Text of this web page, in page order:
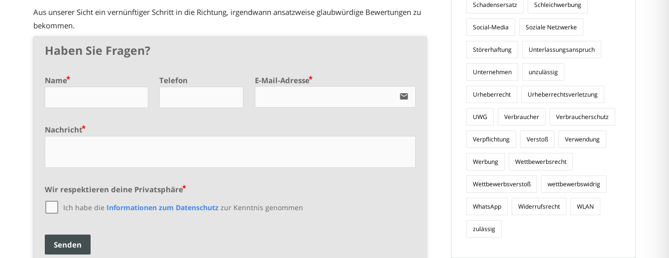
Aus unserer Sicht ein vernünftiger Schritt in die Richtung, irgendwann ansatzweise glaubwürdige Bewertungen zu
bekommen.
Haben Sie Fragen?
Name Telefon E-Mail-Adresse
email
Nachricht
Wir respektieren deine Privatsphäre
Ich habe die Informationen zum Datenschutzzur Kenntnis genommen
Senden
Schadensersatz Schleichwerbung
Social-Media Soziale Netzwerke
Störerhaftung Unterlassungsanspruch
Unternehmen unzulässig
Urheberrecht Urheberrechtsverletzung
UWG Verbraucher Verbraucherschutz
Verpflichtung Verstoß Verwendung
Werbung Wettbewerbsrecht
Wettbewerbsverstoß wettbewerbswidrig
WhatsApp Widerrufsrecht WLAN
zulässig